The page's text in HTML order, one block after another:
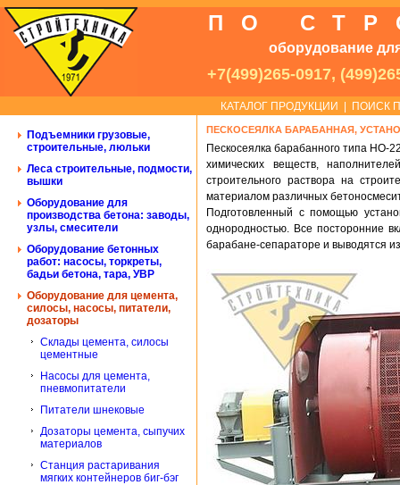
ПО
оборудование
+7(499)265-0917,
КАТАЛОГ ПРОДУКЦИИ ПОИСК
Подъемники грузовые,
строительные, люльки
Леса строительные, подмости,
вышки
Оборудование для
производства бетона: заводы,
узлы, смесители
Оборудование бетонных
работ: насосы, торкреты,
бадьи бетона, тара, УВР
Оборудование для цемента,
силосы, насосы, питатели,
дозаторы
Склады цемента, силосы
цементные
Насосы для цемента,
пневмопитатели
Питатели шнековые
Дозаторы цемента, сыпучих
материалов
Станция растаривания
мягких контейнеров биг-бэг
ПЕСКОСЕЯЛКА БАРАБАННАЯ,
Пескосеялка барабанного типа НО-
химических веществ,
строительного раствора на
материалом различных
Подготовленный с помощью
однородностью. Все посторонние
барабане-сепараторе и выводятся